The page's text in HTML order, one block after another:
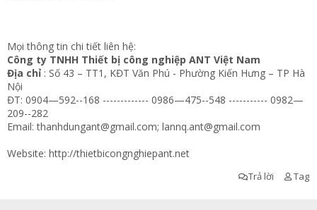
Mọi thông tin chi tiết liên hệ:
Công ty TNHH Thiết bị công nghiệp ANT Việt Nam
Địa chỉ : Số 43 – TT1, KĐT Văn Phú - Phường Kiến Hưng – TP Hà
Nội
ĐT: 0904—592--168 ------------- 0986—475--548 ----------- 0982—
209--282
Email:thanhdungant@gmail.com; lannq.ant@gmail.com
Website: http://thietbicongnghiepant.net
Trả lời Tag